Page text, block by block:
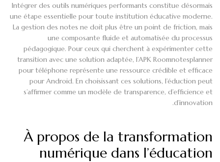
Intégrer des outils numériques performants constitue désormais
une étape essentielle pour toute institution éducative moderne.
La gestion des notes ne doit plus être un point de friction, mais
une composante fluide et automatisée du processus
pédagogique. Pour ceux qui cherchent à expérimenter cette
transition avec une solution adaptée, l’APK Roomnotesplanner
pour téléphone représente une ressource crédible et efficace
pour Android. En choisissant ces solutions, l’éduction peut
s’affirmer comme un modèle de transparence, d’efficience et
d’innovation.
À propos de la transformation
numérique dans l’éducation